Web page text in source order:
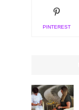
PINTEREST